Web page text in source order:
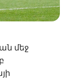
մեջ